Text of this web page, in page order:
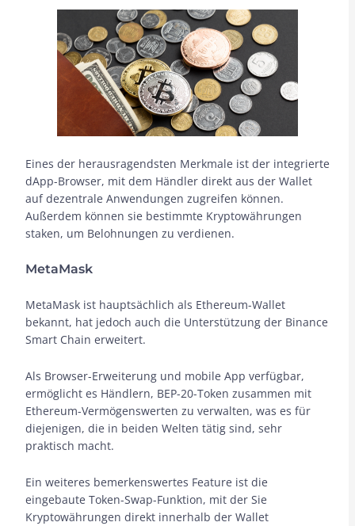
Eines der herausragendsten Merkmale ist der integrierte
dApp-Browser, mit dem Händler direkt aus der Wallet
auf dezentrale Anwendungen zugreifen können.
Außerdem können sie bestimmte Kryptowährungen
staken, um Belohnungen zu verdienen.
MetaMask
MetaMask ist hauptsächlich als Ethereum-Wallet
bekannt, hat jedoch auch die Unterstützung der Binance
Smart Chain erweitert.
Als Browser-Erweiterung und mobile App verfügbar,
ermöglicht es Händlern, BEP-20-Token zusammen mit
Ethereum-Vermögenswerten zu verwalten, was es für
diejenigen, die in beiden Welten tätig sind, sehr
praktisch macht.
Ein weiteres bemerkenswertes Feature ist die
eingebaute Token-Swap-Funktion, mit der Sie
Kryptowährungen direkt innerhalb der Wallet